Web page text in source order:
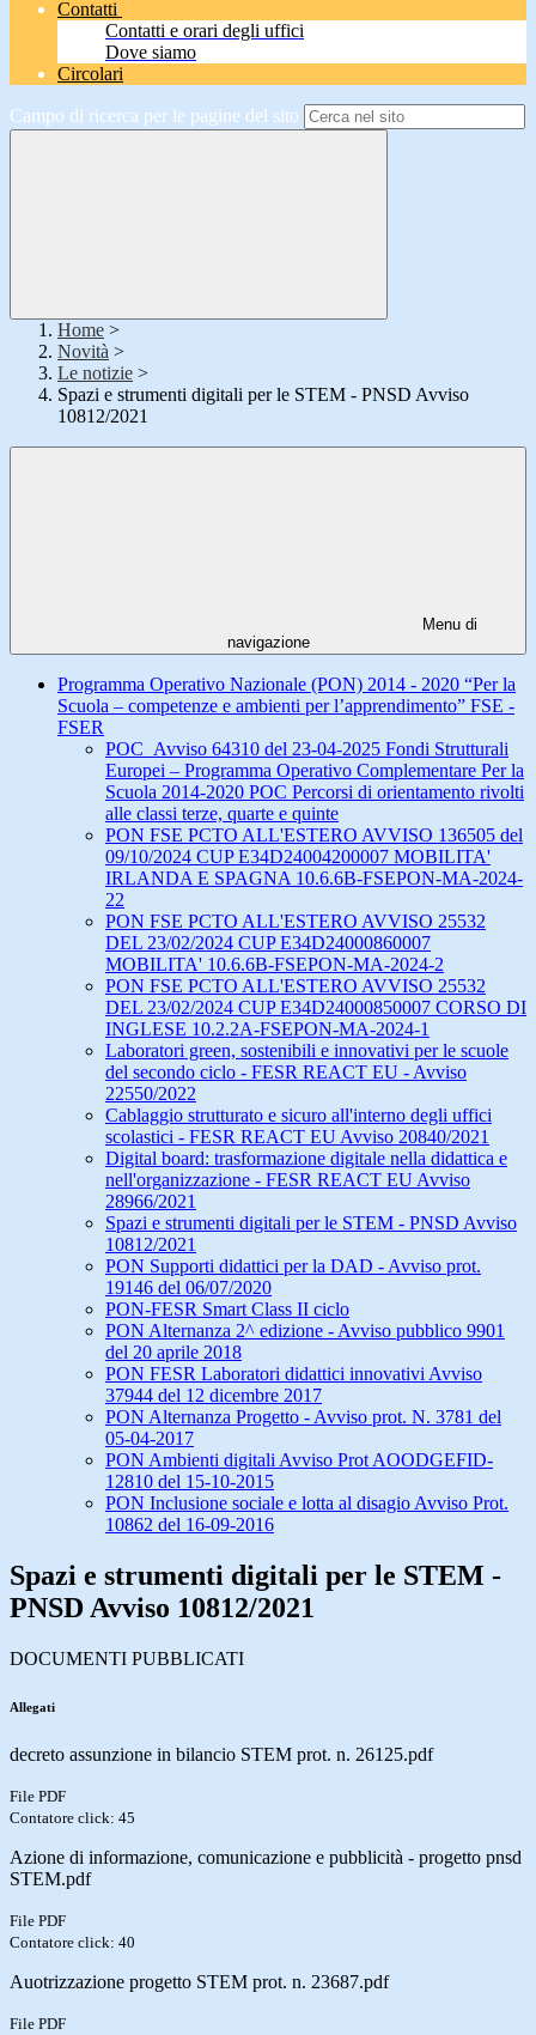
Contatti
Contatti e orari degli uffici
Dove siamo
Circolari
Campo di ricerca per le pagine del sito
Home >
Novità >
Le notizie >
Spazi e strumenti digitali per le STEM - PNSD Avviso
10812/2021
Menu di
navigazione
Programma Operativo Nazionale (PON) 2014 - 2020 “Per la
Scuola – competenze e ambienti per l’apprendimento” FSE -
FSER
POC_Avviso 64310 del 23-04-2025 Fondi Strutturali
Europei – Programma Operativo Complementare Per la
Scuola 2014-2020 POC Percorsi di orientamento rivolti
alle classi terze, quarte e quinte
PON FSE PCTO ALL'ESTERO AVVISO 136505 del
09/10/2024 CUP E34D24004200007 MOBILITA'
IRLANDA E SPAGNA 10.6.6B-FSEPON-MA-2024-
22
PON FSE PCTO ALL'ESTERO AVVISO 25532
DEL 23/02/2024 CUP E34D24000860007
MOBILITA' 10.6.6B-FSEPON-MA-2024-2
PON FSE PCTO ALL'ESTERO AVVISO 25532
DEL 23/02/2024 CUP E34D24000850007 CORSO DI
INGLESE 10.2.2A-FSEPON-MA-2024-1
Laboratori green, sostenibili e innovativi per le scuole
del secondo ciclo - FESR REACT EU - Avviso
22550/2022
Cablaggio strutturato e sicuro all'interno degli uffici
scolastici - FESR REACT EU Avviso 20840/2021
Digital board: trasformazione digitale nella didattica e
nell'organizzazione - FESR REACT EU Avviso
28966/2021
Spazi e strumenti digitali per le STEM - PNSD Avviso
10812/2021
PON Supporti didattici per la DAD - Avviso prot.
19146 del 06/07/2020
PON-FESR Smart Class II ciclo
PON Alternanza 2^ edizione - Avviso pubblico 9901
del 20 aprile 2018
PON FESR Laboratori didattici innovativi Avviso
37944 del 12 dicembre 2017
PON Alternanza Progetto - Avviso prot. N. 3781 del
05-04-2017
PON Ambienti digitali Avviso Prot AOODGEFID-
12810 del 15-10-2015
PON Inclusione sociale e lotta al disagio Avviso Prot.
10862 del 16-09-2016
Spazi e strumenti digitali per le STEM -
PNSD Avviso 10812/2021
DOCUMENTI PUBBLICATI
Allegati
decreto assunzione in bilancio STEM prot. n. 26125.pdf
File PDF
Contatore click: 45
Azione di informazione, comunicazione e pubblicità - progetto pnsd
STEM.pdf
File PDF
Contatore click: 40
Auotrizzazione progetto STEM prot. n. 23687.pdf
File PDF